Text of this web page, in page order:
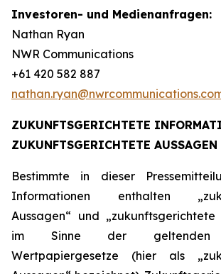
Investoren- und Medienanfragen:
Nathan Ryan
NWR Communications
+61 420 582 887
ZUKUNFTSGERICHTETE
ZUKUNFTSGERICHTETE AUSSAGEN
Bestimmte in dieser
Informationen enthalten
Aussagen“ und „zukunftsgerichtete
im Sinne der geltenden
Wertpapiergesetze (hier als